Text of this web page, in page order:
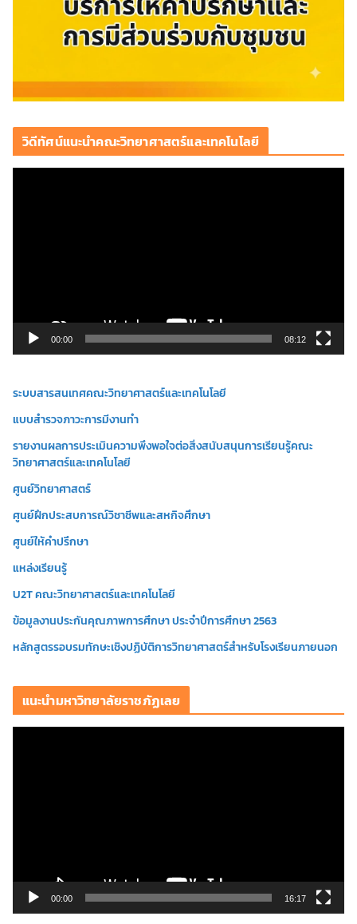
วิดีทัศน์แนะนำคณะวิทยาศาสตร์และเทคโนโลยี
ดี
อ
00:00 08:12
ระบบสารสนเทศคณะวิทยาศาสตร์และเทคโนโลยี
แบบสำรวจภาวะการมีงานทำ
รายงานผลการประเมินความพึงพอใจต่อสิ่งสนับสนุนการเรียนรู้คณะ
วิทยาศาสตร์และเทคโนโลยี
ศูนย์วิทยาศาสตร์
ศูนย์ฝึกประสบการณ์วิชาชีพและสหกิจศึกษา
ศูนย์ให้คำปรึกษา
แหล่งเรียนรู้
U2T คณะวิทยาศาสตร์และเทคโนโลยี
ข้อมูลงานประกันคุณภาพการศึกษา ประจำปีการศึกษา 2563
หลักสูตรรอบรมทักษะเชิงปฏิบัติการวิทยาศาสตร์สำหรับโรงเรียนภายนอก
แนะนำมหาวิทยาลัยราชภัฏเลย
ดี
00:00 16:17